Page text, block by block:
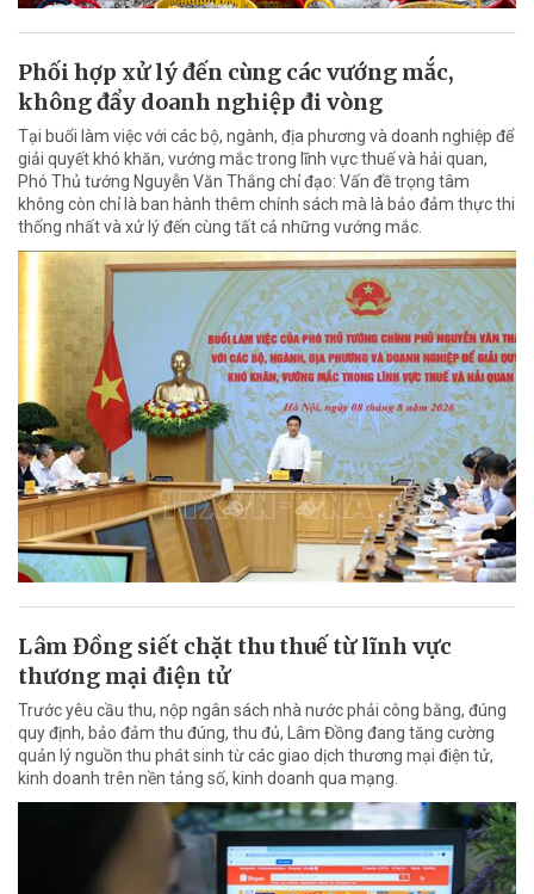
Phối hợp xử lý đến cùng các vướng mắc,
không đẩy doanh nghiệp đi vòng
Tại buổi làm việc với các bộ, ngành, địa phương và doanh nghiệp để
giải quyết khó khăn, vướng mắc trong lĩnh vực thuế và hải quan,
Phó Thủ tướng Nguyễn Văn Thắng chỉ đạo: Vấn đề trọng tâm
không còn chỉ là ban hành thêm chính sách mà là bảo đảm thực thi
thống nhất và xử lý đến cùng tất cả những vướng mắc.
Lâm Đồng siết chặt thu thuế từ lĩnh vực
thương mại điện tử
Trước yêu cầu thu, nộp ngân sách nhà nước phải công bằng, đúng
quy định, bảo đảm thu đúng, thu đủ, Lâm Đồng đang tăng cường
quản lý nguồn thu phát sinh từ các giao dịch thương mại điện tử,
kinh doanh trên nền tảng số, kinh doanh qua mạng.